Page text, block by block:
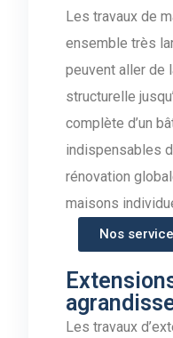
Les travaux de
ensemble très
peuvent aller de
structurelle
complète d’un
indispensables
rénovation
maisons
Nos
Les travaux